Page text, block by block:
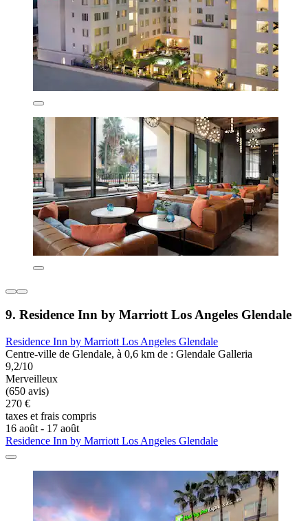
9. Residence Inn by Marriott Los Angeles Glendale
Residence Inn by Marriott Los Angeles Glendale
Centre-ville de Glendale, à 0,6 km de : Glendale Galleria
9,2/10
Merveilleux
(650 avis)
270 €
taxes et frais compris
16 août - 17 août
Residence Inn by Marriott Los Angeles Glendale